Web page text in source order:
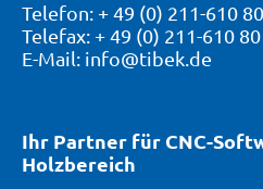
Ihr Partner für CNC-
Holzbereich
Telefon: + 49 (0) 211-610
Telefax: + 49 (0) 211-610 80
E-Mail: info@tibek.de